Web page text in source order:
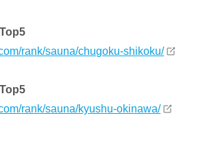
rank/sauna/chugoku-shikoku/
rank/sauna/kyushu-okinawa/